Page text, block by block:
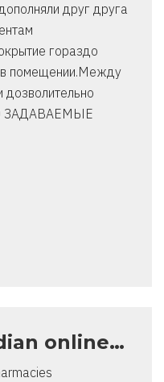
друг друга
гораздо
в помещении.Между
дозволительно
ЗАДАВАЕМЫЕ
online…